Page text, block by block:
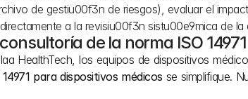
de gestiu00f3n de riesgos), evaluar el
a la revisiu00f3n sistu00e9mica de
de la norma ISO 14971
HealthTech, los equipos de dispositivos
para dispositivos médicos se simplifique.